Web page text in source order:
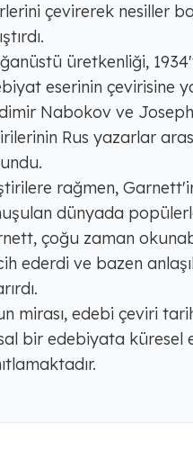
çevirerek nesiller
üretkenliği,
eserinin çevirisine
Nabokov ve
Rus yazarlar
rağmen,
dünyada
çoğu zaman
ederdi ve bazen
mirası, edebi çeviri
bir edebiyata küresel